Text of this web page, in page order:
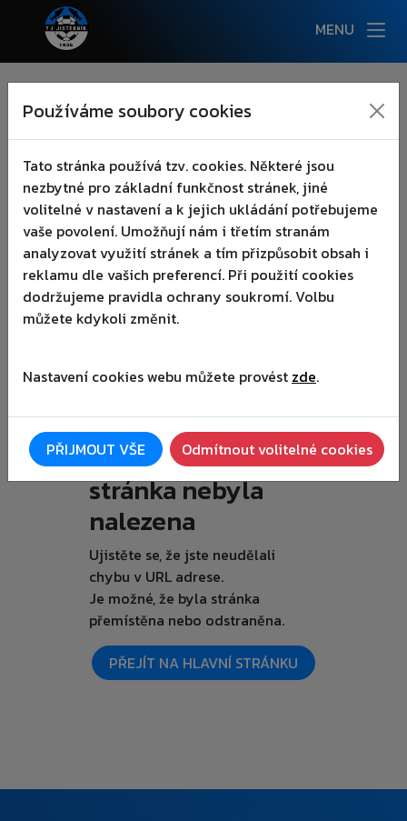
MENU
AKCE▾
KLUB▾
TÝMY▾
AREÁL▾
PARTNEŘI
:(
Je nám líto, ale
požadovaná
stránka nebyla
nalezena
Ujistěte se, že jste neudělali
chybu v URL adrese.
Je možné, že byla stránka
přemístěna nebo odstraněna.
PŘEJÍT NA HLAVNÍ STRÁNKU
Používáme soubory cookies
Tato stránka používá tzv. cookies. Některé jsou
nezbytné pro základní funkčnost stránek, jiné
volitelné v nastavení a k jejich ukládání potřebujeme
vaše povolení. Umožňují nám i třetím stranám
analyzovat využití stránek a tím přizpůsobit obsah i
reklamu dle vašich preferencí. Při použití cookies
dodržujeme pravidla ochrany soukromí. Volbu
můžete kdykoli změnit.
Nastavení cookies webu můžete provést zde.
PŘIJMOUT VŠE Odmítnout volitelné cookies